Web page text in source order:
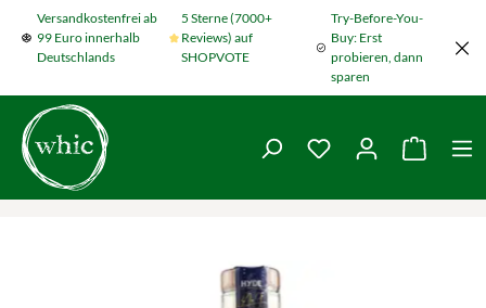
Zum Hauptinhalt springen
Versandkostenfrei ab
99 Euro innerhalb
Deutschlands
5 Sterne (7000+
Reviews) auf
SHOPVOTE
Try-Before-You-
Buy: Erst
probieren, dann
sparen
Du hast 0
Bildergalerie überspringen